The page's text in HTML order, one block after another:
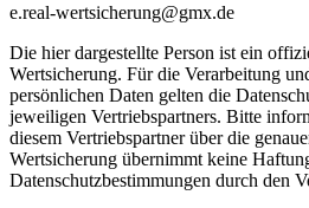
e.real-wertsicherung@gmx.de
Die hier dargestellte Person ist ein
Wertsicherung. Für die Verarbeitung
persönlichen Daten gelten die
jeweiligen Vertriebspartners. Bitte
diesem Vertriebspartner über die
Wertsicherung übernimmt keine
Datenschutzbestimmungen durch den